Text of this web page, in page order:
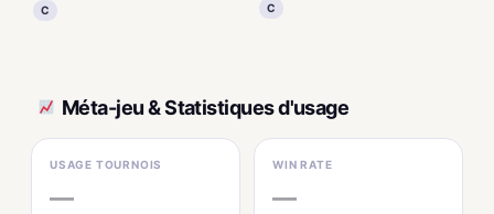
C C
Méta-jeu & Statistiques d'usage
USAGE TOURNOIS
—
WIN RATE
—